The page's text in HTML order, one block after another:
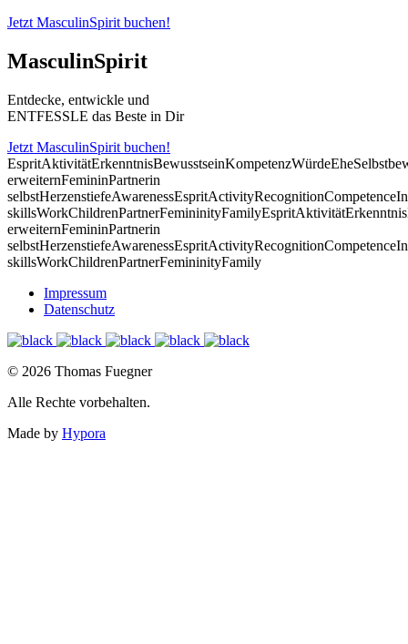
Jetzt MasculinSpirit buchen!
MasculinSpirit
Entdecke, entwickle und
ENTFESSLE das Beste in Dir
Jetzt MasculinSpirit buchen!
EspritAktivitätErkenntnisBewusstseinKompetenzWürdeEhe
erweiternFemininPartnerin
selbstHerzenstiefeAwarenessEspritActivityRecognitionCompetence
skillsWorkChildrenPartnerFemininityFamilyEspritAktivitätErkenntnis
erweiternFemininPartnerin
selbstHerzenstiefeAwarenessEspritActivityRecognitionCompetence
skillsWorkChildrenPartnerFemininityFamily
Impressum
Datenschutz
© 2026 Thomas Fuegner
Alle Rechte vorbehalten.
Made by Hypora